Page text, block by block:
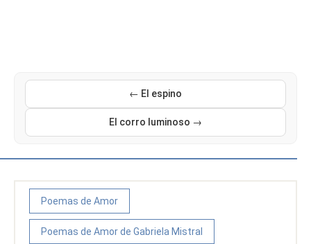
← El espino
El corro luminoso →
Poemas de Amor
Poemas de Amor de Gabriela Mistral